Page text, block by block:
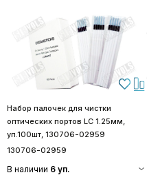
Набор палочек для чистки
оптических портов LC 1.25мм,
уп.100шт, 130706-02959
130706-02959
В наличии 6 уп.